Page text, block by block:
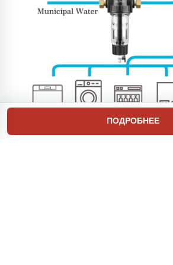
ПОДРОБНЕЕ